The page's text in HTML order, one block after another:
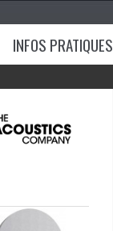
INFOS PRATIQUES